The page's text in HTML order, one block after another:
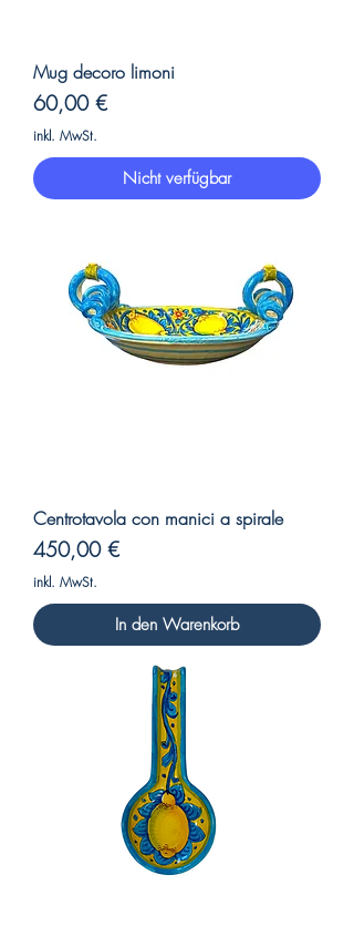
Mug decoro limoni
Preis
60,00 €
inkl. MwSt.
Nicht verfügbar
Centrotavola con manici a spirale
Preis
450,00 €
inkl. MwSt.
In den Warenkorb